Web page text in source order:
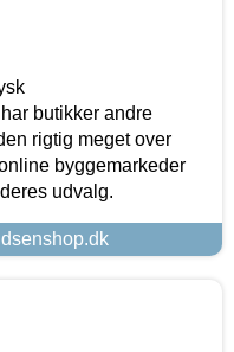
butikker andre
rigtig meget over
byggemarkeder
udvalg.